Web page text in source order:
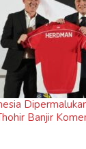
Banjir